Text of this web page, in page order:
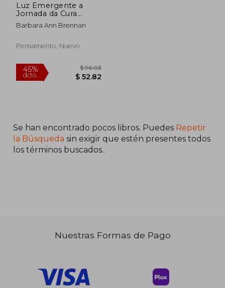
dcto.
Luz Emergente a
Jornada da Cura
Pessoal (em
Portugues do Brasil)
Barbara Ann Brennan
Pensamento, Nuevo
$ 96.03
Se han encontrado pocos libros. Puedes Repetir
la Búsqueda sin exigir que estén presentes todos
los términos buscados..
Nuestras Formas de Pago